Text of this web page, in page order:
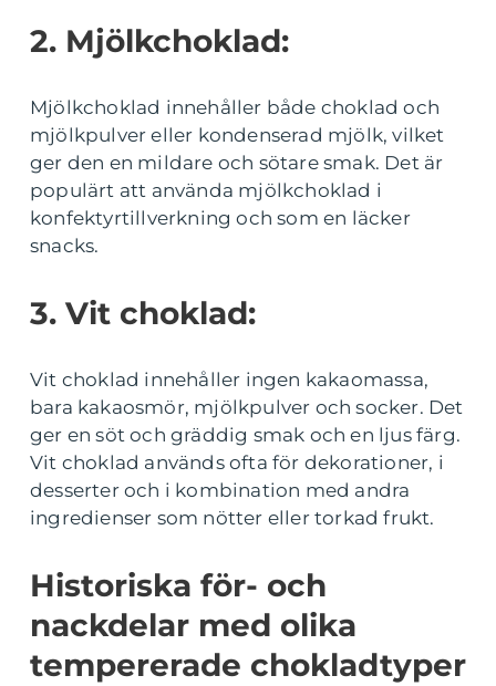
2. Mjölkchoklad:
Mjölkchoklad innehåller både choklad och
mjölkpulver eller kondenserad mjölk, vilket
ger den en mildare och sötare smak. Det är
populärt att använda mjölkchoklad i
konfektyrtillverkning och som en läcker
snacks.
3. Vit choklad:
Vit choklad innehåller ingen kakaomassa,
bara kakaosmör, mjölkpulver och socker. Det
ger en söt och gräddig smak och en ljus färg.
Vit choklad används ofta för dekorationer, i
desserter och i kombination med andra
ingredienser som nötter eller torkad frukt.
Historiska för- och
nackdelar med olika
tempererade chokladtyper